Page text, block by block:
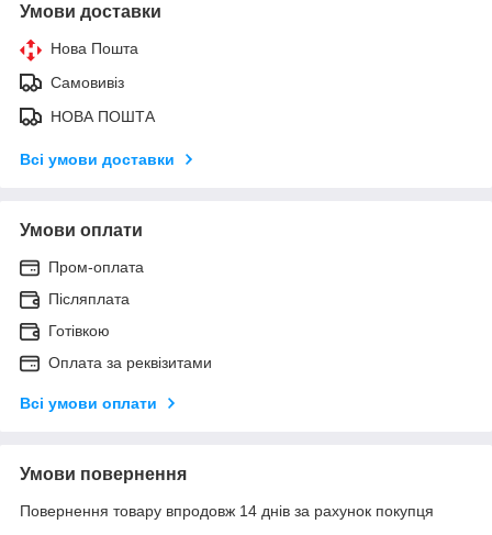
Умови доставки
Нова Пошта
Самовивіз
НОВА ПОШТА
Всі умови доставки
Умови оплати
Пром-оплата
Післяплата
Готівкою
Оплата за реквізитами
Всі умови оплати
Умови повернення
Повернення товару впродовж 14 днів за рахунок покупця